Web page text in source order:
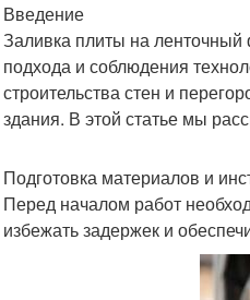
Введение
Заливка плиты на ленточный
подхода и соблюдения
строительства стен и
здания. В этой статье мы
Подготовка материалов и
Перед началом работ
избежать задержек и